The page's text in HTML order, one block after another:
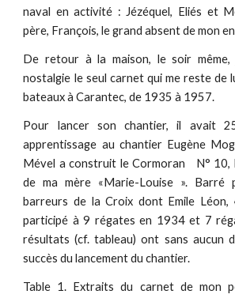
naval en activité : Jézéquel, Eliés et
père, François, le grand absent de mon
De retour à la maison, le soir même,
nostalgie le seul carnet qui me reste de
bateaux à Carantec, de 1935 à 1957.
Pour lancer son chantier, il avait
apprentissage au chantier Eugène
Mével a construit le Cormoran N° 10,
de ma mère «Marie-Louise ». Barré
barreurs de la Croix dont Emile Léon,
participé à 9 régates en 1934 et 7
résultats (cf. tableau) ont sans aucun
succès du lancement du chantier.
Table 1. Extraits du carnet de mon